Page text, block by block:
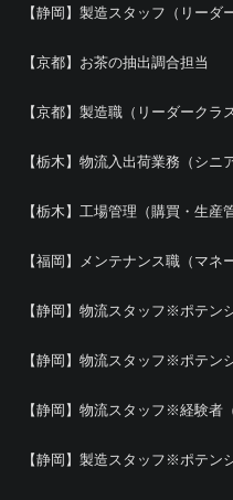
【静岡】製造スタッフ（リーダ
【京都】お茶の抽出調合担当
【京都】製造職（リーダークラス
【栃木】物流入出荷業務（シ
【栃木】工場管理（購買・生産
【福岡】メンテナンス職（マネ
【静岡】物流スタッフ※ポテン
【静岡】物流スタッフ※ポテン
【静岡】物流スタッフ※経験者
【静岡】製造スタッフ※ポテン